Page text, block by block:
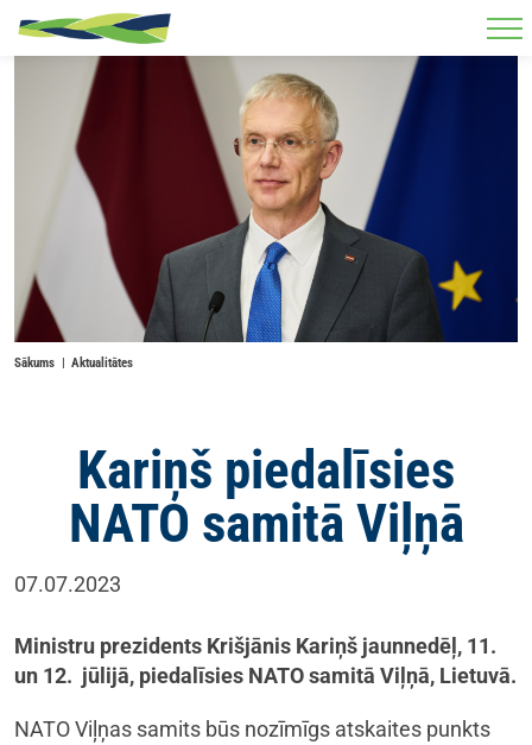
Skip to main content
Sākums Aktualitātes
Kariņš piedalīsies
NATO samitā Viļņā
07.07.2023
Ministru prezidents Krišjānis Kariņš jaunnedēļ, 11.
un 12. jūlijā, piedalīsies NATO samitā Viļņā, Lietuvā.
NATO Viļņas samits būs nozīmīgs atskaites punkts